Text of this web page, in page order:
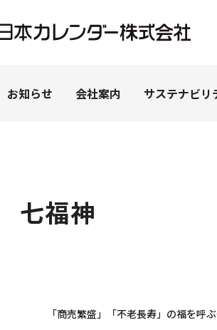
DECO（SP商品）
お知らせ 会社案内 サステナビリ
七福神
「商売繁盛」「不老長寿」の福を呼